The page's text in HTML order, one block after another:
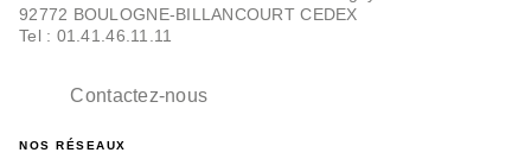
92772 BOULOGNE-BILLANCOURT CEDEX
Tel : 01.41.46.11.11
Contactez-nous
NOS RÉSEAUX